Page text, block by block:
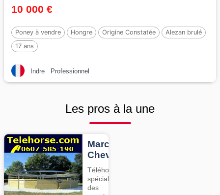
10 000 €
Poney à vendre Hongre Origine Constatée
Alezan brulé
17 ans
Indre Professionnel
Les pros à la une
Marcheurs
Chevaux
Téléhorse,
spécialiste
des